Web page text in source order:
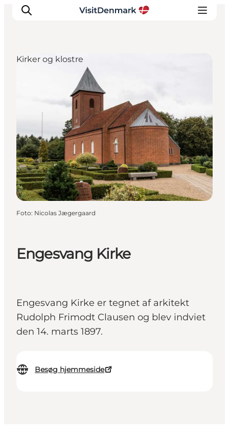
Inspiration
Destinationer
Oplevelser
Overnatning
Planlæg ferien
Engesvang Kirke
Engesvang Kirke er tegnet af arkitekt
Rudolph Frimodt Clausen og blev indviet
den 14. marts 1897.
Besøg hjemmeside
Kirker og klostre
Foto: Nicolas Jægergaard